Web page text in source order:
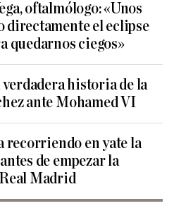
oftalmólogo: «Unos
directamente el eclipse
quedarnos ciegos»
historia de la
ante Mohamed VI
en yate la
de empezar la
Madrid